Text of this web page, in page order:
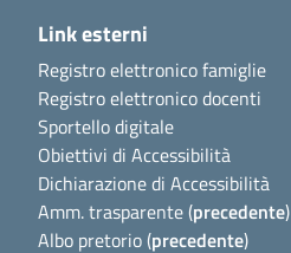
Link esterni
Registro elettronico famiglie
Registro elettronico docenti
Sportello digitale
Obiettivi di Accessibilità
Dichiarazione di Accessibilità
Amm. trasparente (precedente)
Albo pretorio (precedente)